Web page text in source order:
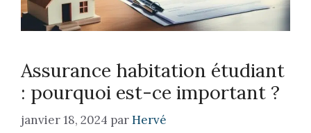
Assurance habitation étudiant
: pourquoi est-ce important ?
janvier 18, 2024 parHervé